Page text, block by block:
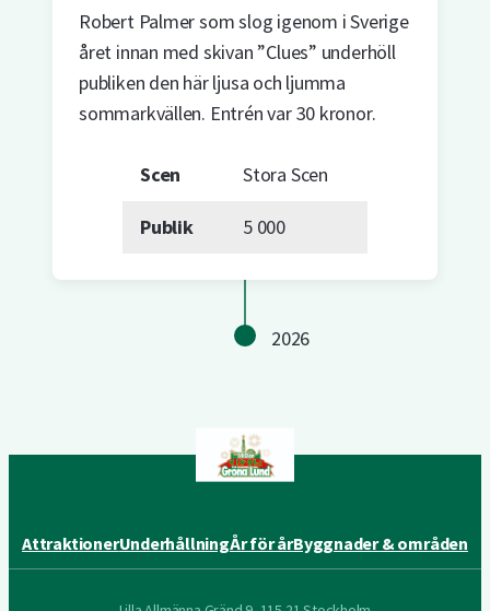
Robert Palmer som slog igenom i Sverige
året innan med skivan ”Clues” underhöll
publiken den här ljusa och ljumma
sommarkvällen. Entrén var 30 kronor.
Scen Stora Scen
Publik 5 000
2026
AttraktionerUnderhållningÅr för årByggnader & områden